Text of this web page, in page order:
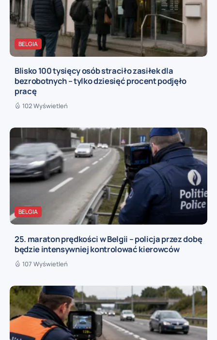
BELGIA
Blisko 100 tysięcy osób straciło zasiłek dla
bezrobotnych – tylko dziesięć procent podjęło
pracę
102 Wyświetleń
BELGIA
25. maraton prędkości w Belgii – policja przez dobę
będzie intensywniej kontrolować kierowców
107 Wyświetleń